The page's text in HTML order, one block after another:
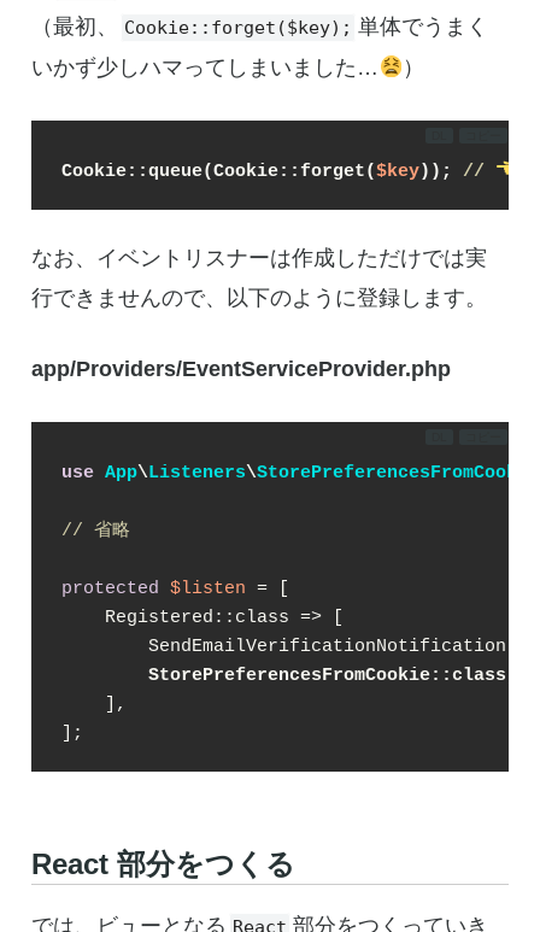
（最初、
Cookie::forget($key); 単体でうまく
いかず少しハマってしまいました…
）
Cookie::queue(Cookie::forget($key)); //
なお、イベントリスナーは作成しただけでは実
行できませんので、以下のように登録します。
app/Providers/EventServiceProvider.php
use App\Listeners\StorePreferencesFromCookie
// 省略
protected $listen = [
    Registered::class => [
StorePreferencesFromCookie::class,
    ],
];
React 部分をつくる
では、ビューとなる React 部分をつくっていき